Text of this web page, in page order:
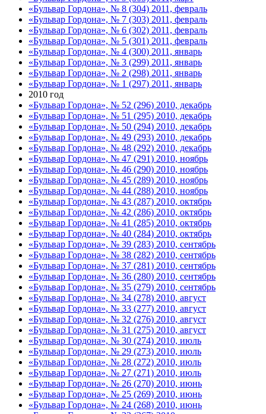
«Бульвар Гордона», № 8 (304) 2011, февраль
«Бульвар Гордона», № 7 (303) 2011, февраль
«Бульвар Гордона», № 6 (302) 2011, февраль
«Бульвар Гордона», № 5 (301) 2011, февраль
«Бульвар Гордона», № 4 (300) 2011, январь
«Бульвар Гордона», № 3 (299) 2011, январь
«Бульвар Гордона», № 2 (298) 2011, январь
«Бульвар Гордона», № 1 (297) 2011, январь
2010 год
«Бульвар Гордона», № 52 (296) 2010, декабрь
«Бульвар Гордона», № 51 (295) 2010, декабрь
«Бульвар Гордона», № 50 (294) 2010, декабрь
«Бульвар Гордона», № 49 (293) 2010, декабрь
«Бульвар Гордона», № 48 (292) 2010, декабрь
«Бульвар Гордона», № 47 (291) 2010, ноябрь
«Бульвар Гордона», № 46 (290) 2010, ноябрь
«Бульвар Гордона», № 45 (289) 2010, ноябрь
«Бульвар Гордона», № 44 (288) 2010, ноябрь
«Бульвар Гордона», № 43 (287) 2010, октябрь
«Бульвар Гордона», № 42 (286) 2010, октябрь
«Бульвар Гордона», № 41 (285) 2010, октябрь
«Бульвар Гордона», № 40 (284) 2010, октябрь
«Бульвар Гордона», № 39 (283) 2010, сентябрь
«Бульвар Гордона», № 38 (282) 2010, сентябрь
«Бульвар Гордона», № 37 (281) 2010, сентябрь
«Бульвар Гордона», № 36 (280) 2010, сентябрь
«Бульвар Гордона», № 35 (279) 2010, сентябрь
«Бульвар Гордона», № 34 (278) 2010, август
«Бульвар Гордона», № 33 (277) 2010, август
«Бульвар Гордона», № 32 (276) 2010, август
«Бульвар Гордона», № 31 (275) 2010, август
«Бульвар Гордона», № 30 (274) 2010, июль
«Бульвар Гордона», № 29 (273) 2010, июль
«Бульвар Гордона», № 28 (272) 2010, июль
«Бульвар Гордона», № 27 (271) 2010, июль
«Бульвар Гордона», № 26 (270) 2010, июнь
«Бульвар Гордона», № 25 (269) 2010, июнь
«Бульвар Гордона», № 24 (268) 2010, июнь